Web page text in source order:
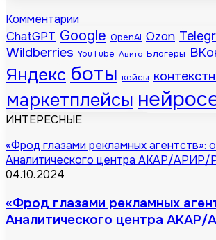
Комментарии
ChatGPT Google OpenAI Ozon
Wildberries YouTube Авито Блогеры
Яндекс боты кейсы
маркетплейсы
ИНТЕРЕСНЫЕ
«Фрод глазами рекламных агентств»:
Аналитического центра АКАР/
04.10.2024
«Фрод глазами рекламных
Аналитического центра